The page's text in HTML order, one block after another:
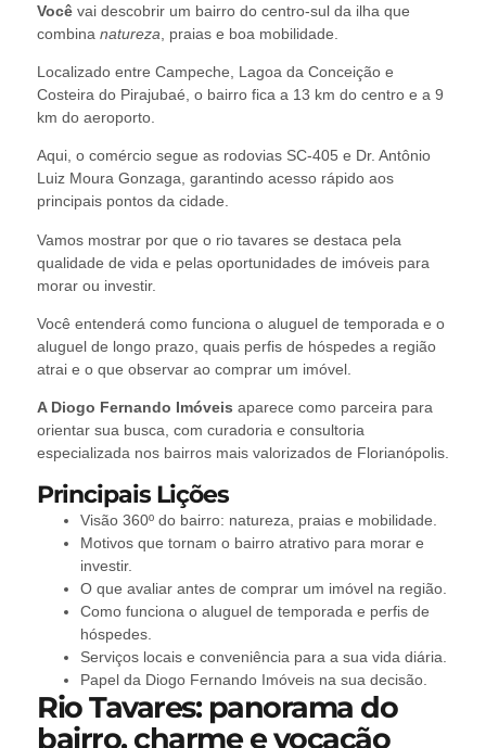
Você vai descobrir um bairro do centro-sul da ilha que
combina natureza , praias e boa mobilidade.
Localizado entre Campeche, Lagoa da Conceição e
Costeira do Pirajubaé, o bairro fica a 13 km do centro e a 9
km do aeroporto.
Aqui, o comércio segue as rodovias SC-405 e Dr. Antônio
Luiz Moura Gonzaga, garantindo acesso rápido aos
principais pontos da cidade.
Vamos mostrar por que o rio tavares se destaca pela
qualidade de vida e pelas oportunidades de imóveis para
morar ou investir.
Você entenderá como funciona o aluguel de temporada e o
aluguel de longo prazo, quais perfis de hóspedes a região
atrai e o que observar ao comprar um imóvel.
A Diogo Fernando Imóveis aparece como parceira para
orientar sua busca, com curadoria e consultoria
especializada nos bairros mais valorizados de Florianópolis.
Principais Lições
Visão 360º do bairro: natureza, praias e mobilidade.
Motivos que tornam o bairro atrativo para morar e
investir.
O que avaliar antes de comprar um imóvel na região.
Como funciona o aluguel de temporada e perfis de
hóspedes.
Serviços locais e conveniência para a sua vida diária.
Papel da Diogo Fernando Imóveis na sua decisão.
Rio Tavares: panorama do
bairro, charme e vocação